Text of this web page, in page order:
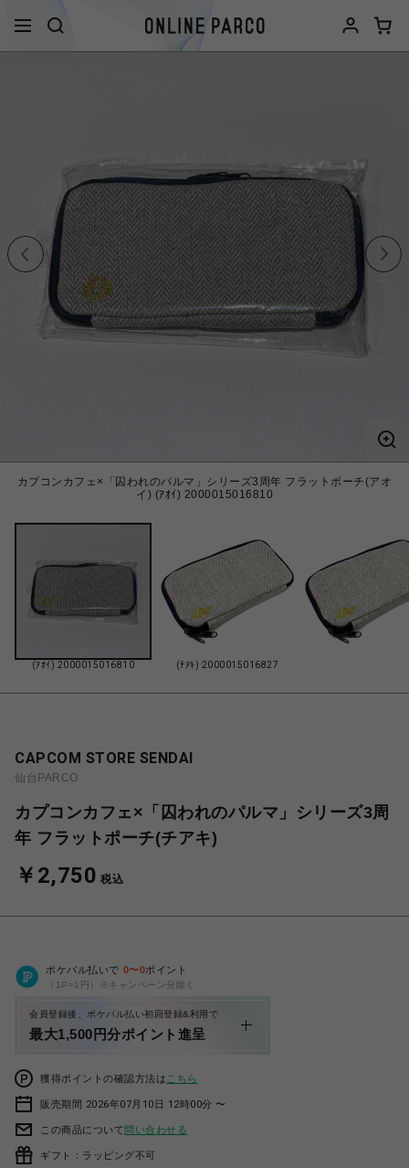
カプコンカフェ×「囚われのパルマ」シリーズ3周年 フラットポーチ(アオ
イ) (ｱｵｲ) 2000015016810
(ｱｵｲ) 2000015016810 (ﾁｱｷ) 2000015016827
CAPCOM STORE SENDAI
仙台PARCO
カプコンカフェ×「囚われのパルマ」シリーズ3周
年 フラットポーチ(チアキ)
￥2,750 税込
ポケパル払いで 0〜0ポイント
（1P=1円）※キャンペーン分除く
会員登録後、ポケパル払い初回登録&利用で
最大1,500円分ポイント進呈
獲得ポイントの確認方法は こちら
販売期間 2026年07月10日 12時00分 〜
この商品について問い合わせる
ギフト：ラッピング不可